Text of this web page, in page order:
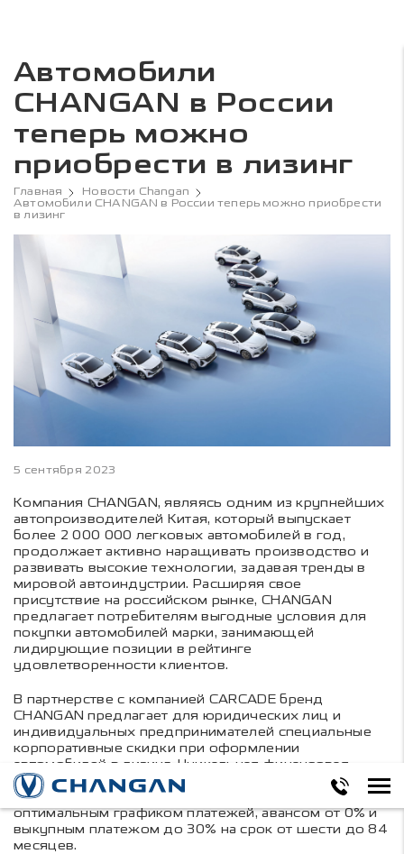
Автомобили
CHANGAN в России
теперь можно
приобрести в лизинг
Главная
Новости Changan
Автомобили CHANGAN в России теперь можно приобрести
в лизинг
5 сентября 2023
Компания CHANGAN, являясь одним из крупнейших
автопроизводителей Китая, который выпускает
более 2 000 000 легковых автомобилей в год,
продолжает активно наращивать производство и
развивать высокие технологии, задавая тренды в
мировой автоиндустрии. Расширяя свое
присутствие на российском рынке, CHANGAN
предлагает потребителям выгодные условия для
покупки автомобилей марки, занимающей
лидирующие позиции в рейтинге
удовлетворенности клиентов.
В партнерстве с компанией CARCADE бренд
CHANGAN предлагает для юридических лиц и
индивидуальных предпринимателей специальные
корпоративные скидки при оформлении
автомобилей в лизинг. Уникальная финансовая
программа — в зависимости от выбранной модели
CHANGAN — позволяет приобрести автомобиль с
оптимальным графиком платежей, авансом от 0% и
выкупным платежом до 30% на срок от шести до 84
месяцев.